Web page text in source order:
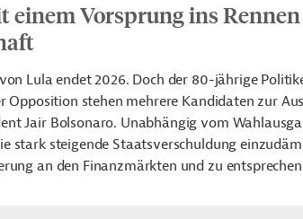
einem Vorsprung ins
Lula endet 2026. Doch der 80-jährige
Opposition stehen mehrere Kandidaten zur
Jair Bolsonaro. Unabhängig vom
stark steigende Staatsverschuldung
an den Finanzmärkten und zu